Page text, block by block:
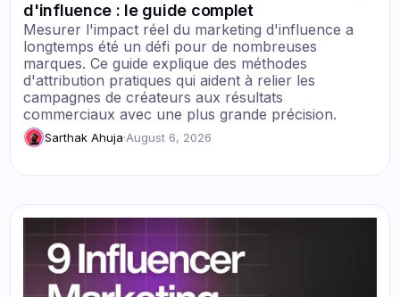
d'influence : le guide complet
Mesurer l'impact réel du marketing d'influence a
longtemps été un défi pour de nombreuses
marques. Ce guide explique des méthodes
d'attribution pratiques qui aident à relier les
campagnes de créateurs aux résultats
commerciaux avec une plus grande précision.
Sarthak Ahuja·August 6, 2026